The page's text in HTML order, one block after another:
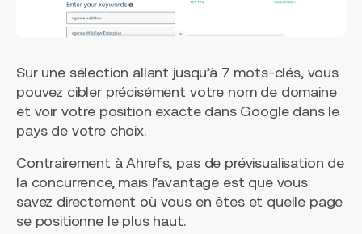
Sur une sélection allant jusqu’à 7 mots-clés, vous
pouvez cibler précisément votre nom de domaine
et voir votre position exacte dans Google dans le
pays de votre choix.
Contrairement à Ahrefs, pas de prévisualisation de
la concurrence, mais l’avantage est que vous
savez directement où vous en êtes et quelle page
se positionne le plus haut.